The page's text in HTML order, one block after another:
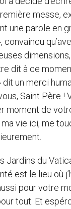
messe,
une parole en
convaincu
dit à ce
dit un merci
Saint Père !
moment de
vie ici, me
Jardins du
est le lieu où
pour votre
tout. Et